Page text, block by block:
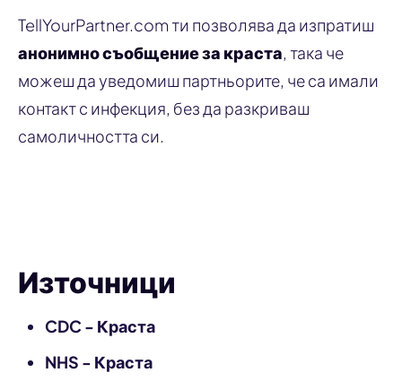
TellYourPartner.com ти позволява да изпратиш
анонимно съобщение за краста, така че
можеш да уведомиш партньорите, че са имали
контакт с инфекция, без да разкриваш
самоличността си.
Източници
CDC - Краста
NHS - Краста